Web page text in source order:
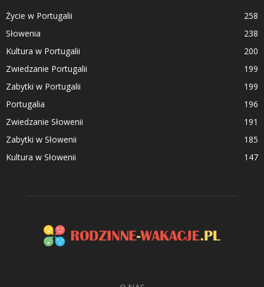
Życie w Portugalii
258
Słowenia
238
Kultura w Portugalii
200
Zwiedzanie Portugalii
199
Zabytki w Portugalii
199
Portugalia
196
Zwiedzanie Słowenii
191
Zabytki w Słowenii
185
Kultura w Słowenii
147